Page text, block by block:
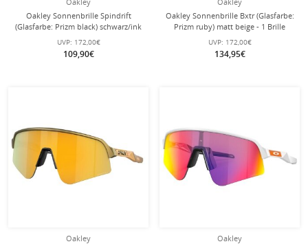
Oakley Sonnenbrille Spindrift
(Glasfarbe: Prizm black) schwarz/ink
Damen - 1 Brille
UVP: 172,00€
109,90€
Oakley Sonnenbrille Bxtr (Glasfarbe:
Prizm ruby) matt beige - 1 Brille
UVP: 172,00€
134,95€
Oakley
Oakley